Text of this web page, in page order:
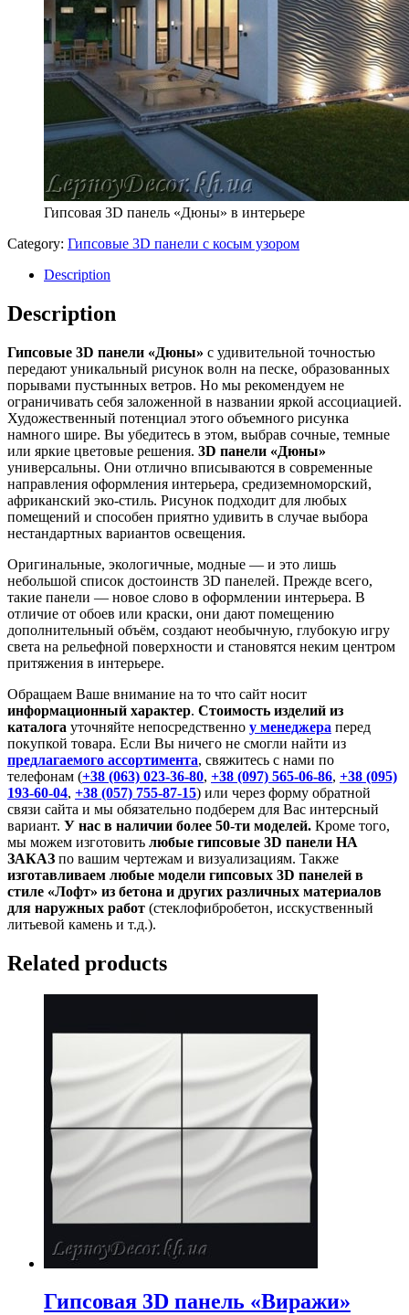
Гипсовая 3D панель «Дюны» в интерьере
Category: Гипсовые 3D панели с косым узором
Description
Description
Гипсовые 3D панели «Дюны» с удивительной точностью
передают уникальный рисунок волн на песке, образованных
порывами пустынных ветров. Но мы рекомендуем не
ограничивать себя заложенной в названии яркой ассоциацией.
Художественный потенциал этого объемного рисунка
намного шире. Вы убедитесь в этом, выбрав сочные, темные
или яркие цветовые решения. 3D панели «Дюны»
универсальны. Они отлично вписываются в современные
направления оформления интерьера, средиземноморский,
африканский эко-стиль. Рисунок подходит для любых
помещений и способен приятно удивить в случае выбора
нестандартных вариантов освещения.
Оригинальные, экологичные, модные — и это лишь
небольшой список достоинств 3D панелей. Прежде всего,
такие панели — новое слово в оформлении интерьера. В
отличие от обоев или краски, они дают помещению
дополнительный объём, создают необычную, глубокую игру
света на рельефной поверхности и становятся неким центром
притяжения в интерьере.
Обращаем Ваше внимание на то что сайт носит
информационный характер. Стоимость изделий из
каталога уточняйте непосредственно у менеджера перед
покупкой товара. Если Вы ничего не смогли найти из
предлагаемого ассортимента, свяжитесь с нами по
телефонам (+38 (063) 023-36-80, +38 (097) 565-06-86, +38 (095)
193-60-04, +38 (057) 755-87-15) или через форму обратной
связи сайта и мы обязательно подберем для Вас интерсный
вариант. У нас в наличии более 50-ти моделей. Кроме того,
мы можем изготовить любые гипсовые 3D панели НА
ЗАКАЗ по вашим чертежам и визуализациям. Также
изготавливаем любые модели гипсовых 3D панелей в
стиле «Лофт» из бетона и других различных материалов
для наружных работ (стеклофибробетон, исскуственный
литьевой камень и т.д.).
Related products
Гипсовая 3D панель «Виражи»